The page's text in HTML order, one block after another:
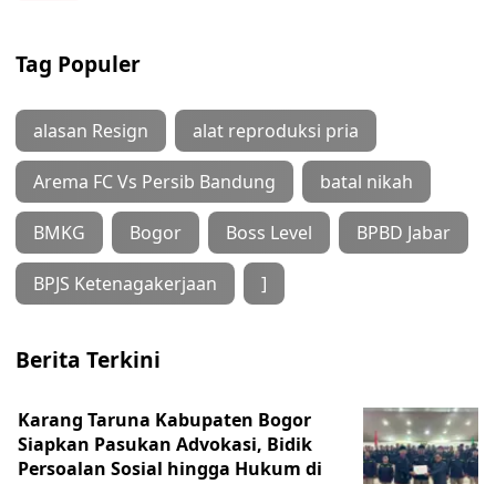
Tag Populer
alasan Resign alat reproduksi pria
Arema FC Vs Persib Bandung batal nikah
BMKG Bogor Boss Level BPBD Jabar
BPJS Ketenagakerjaan ]
Berita Terkini
Karang Taruna Kabupaten Bogor
Siapkan Pasukan Advokasi, Bidik
Persoalan Sosial hingga Hukum di